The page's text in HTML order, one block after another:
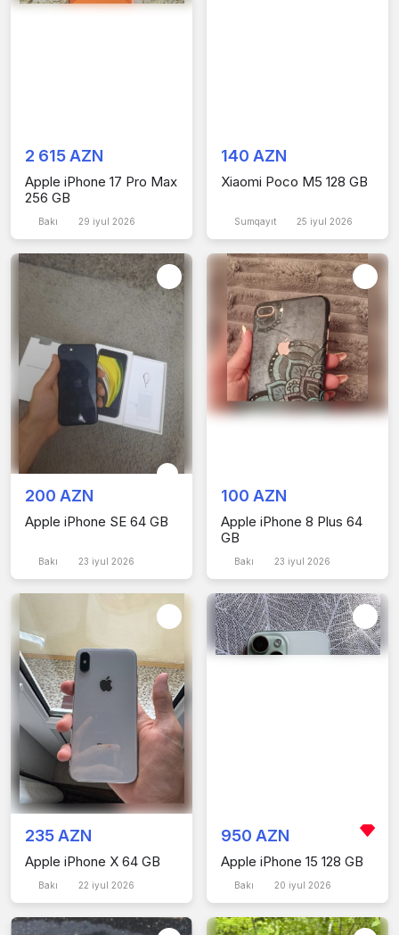
2 615 AZN
Apple iPhone 17 Pro Max
256 GB
Bakı 29 iyul 2026
140 AZN
Xiaomi Poco M5 128 GB
Sumqayıt 25 iyul 2026
200 AZN
Apple iPhone SE 64 GB
Bakı 23 iyul 2026
100 AZN
Apple iPhone 8 Plus 64
GB
Bakı 23 iyul 2026
235 AZN
Apple iPhone X 64 GB
Bakı 22 iyul 2026
950 AZN
Apple iPhone 15 128 GB
Bakı 20 iyul 2026